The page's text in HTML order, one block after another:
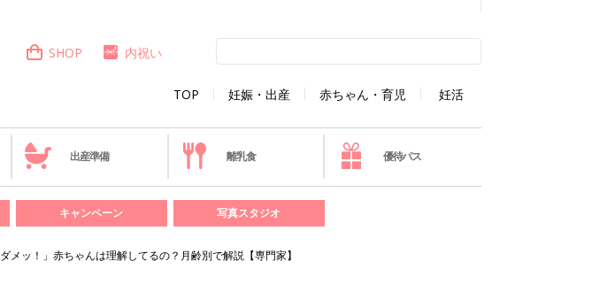
TOP 妊娠・出産 赤ちゃん・育児 妊活
SHOP 内祝い
出産準備 離乳食 優待パス
キャンペーン 写真スタジオ
メッ！」赤ちゃんは理解してるの？月齢別で解説【専門家】